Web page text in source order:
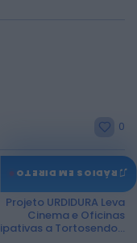
0
Projeto URDIDURA Leva
Cinema e Oficinas
a Tortosendo...
♫
RÁDIOS EM DIRETO